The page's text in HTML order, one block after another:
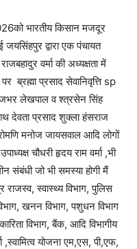
भारतीय किसान मजदूर
द्वारा एक पंचायत
वर्मा की अध्यक्षता में
ब्रह्मा प्रसाद सेवानिवृत्ति sp
लेखपाल व श्त्रसेन सिंह
देवता प्रसाद शुक्ला हंसराज
मनोज जायसवाल आदि लोगों
चौधरी हृदय राम वर्मा ,भी
संबंधी जो भी समस्या होगी मैं
स्वास्थ्य विभाग, पुलिस
खनन विभाग, पशुधन विभाग
विभाग, बैंक, आदि विभागीय
,स्वामित्व योजना एम,एस, पी,एफ,